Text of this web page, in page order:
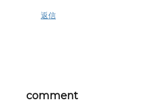
返信
comment